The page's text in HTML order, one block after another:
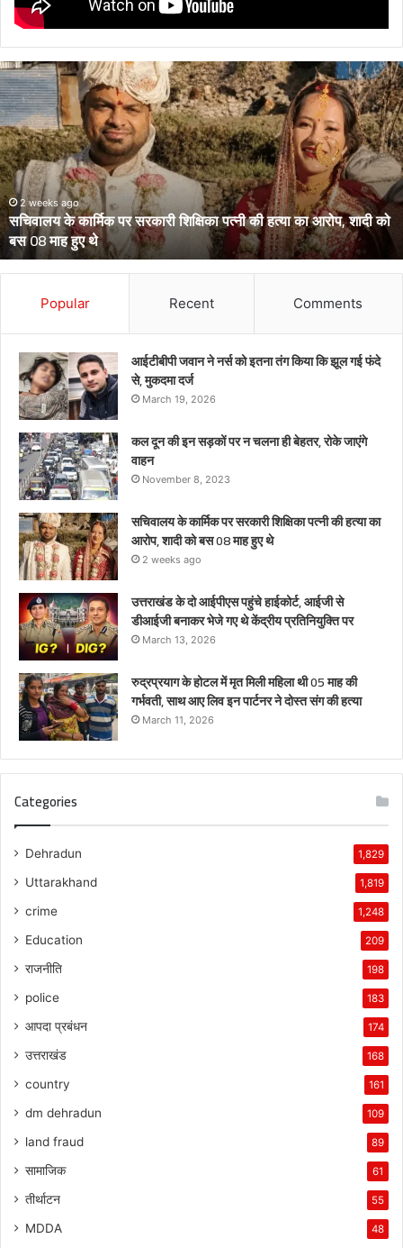
उत्तराखंड
के
दो
आईपीएस
पहुंचे
हाईकोर्ट,
आईजी
से
डीआईजी
बनाकर
भेजे
गए
प्रतिनियुक्ति
March 13, 2026
उत्तराखंड के दो आईपीएस पहुंचे हाईकोर्ट, आईजी से डीआईजी बनाकर भेजे गए
थे केंद्रीय प्रतिनियुक्ति पर
Popular Recent Comments
आईटीबीपी जवान ने नर्स को इतना तंग किया कि झूल गई फंदे
से, मुकदमा दर्ज
March 19, 2026
कल दून की इन सड़कों पर न चलना ही बेहतर, रोके जाएंगे
वाहन
November 8, 2023
सचिवालय के कार्मिक पर सरकारी शिक्षिका पत्नी की हत्या का
आरोप, शादी को बस 08 माह हुए थे
2 weeks ago
उत्तराखंड के दो आईपीएस पहुंचे हाईकोर्ट, आईजी से
डीआईजी बनाकर भेजे गए थे केंद्रीय प्रतिनियुक्ति पर
March 13, 2026
रुद्रप्रयाग के होटल में मृत मिली महिला थी 05 माह की
गर्भवती, साथ आए लिव इन पार्टनर ने दोस्त संग की हत्या
March 11, 2026
Categories
Dehradun 1,829
Uttarakhand 1,819
crime 1,248
Education 209
राजनीति 198
police 183
आपदा प्रबंधन 174
उत्तराखंड 168
country 161
dm dehradun 109
land fraud 89
सामाजिक 61
तीर्थाटन 55
MDDA 48